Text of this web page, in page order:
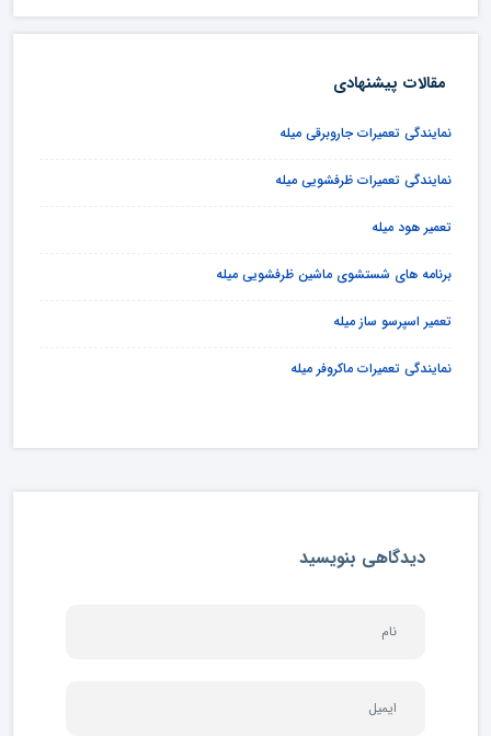
مقالات پیشنهادی
نمایندگی تعمیرات جاروبرقی میله
نمایندگی تعمیرات ظرفشویی میله
تعمیر هود میله
برنامه های شستشوی ماشین ظرفشویی میله
تعمیر اسپرسو ساز میله
نمایندگی تعمیرات ماکروفر میله
دیدگاهی بنویسید